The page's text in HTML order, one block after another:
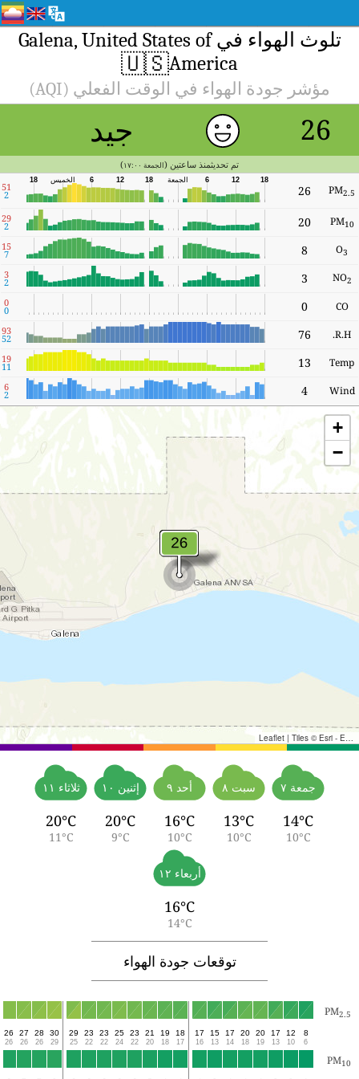
51
2
29
2
93
52
19
11
6
2
18
17
19
19
22
20
22
22
21
18
17
14
13
12
11
11
10
9
9
8
8
7
8
7
7
7
7
6
6
6
16
9
19
17
19
18
17
15
14
13